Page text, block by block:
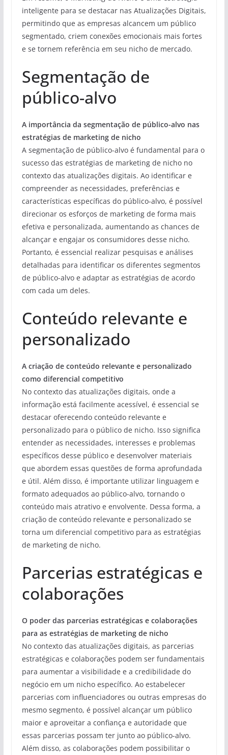
inteligente para se destacar nas Atualizações Digitais,
permitindo que as empresas alcancem um público
segmentado, criem conexões emocionais mais fortes
e se tornem referência em seu nicho de mercado.
Segmentação de
público-alvo
A importância da segmentação de público-alvo nas
estratégias de marketing de nicho
A segmentação de público-alvo é fundamental para o
sucesso das estratégias de marketing de nicho no
contexto das atualizações digitais. Ao identificar e
compreender as necessidades, preferências e
características específicas do público-alvo, é possível
direcionar os esforços de marketing de forma mais
efetiva e personalizada, aumentando as chances de
alcançar e engajar os consumidores desse nicho.
Portanto, é essencial realizar pesquisas e análises
detalhadas para identificar os diferentes segmentos
de público-alvo e adaptar as estratégias de acordo
com cada um deles.
Conteúdo relevante e
personalizado
A criação de conteúdo relevante e personalizado
como diferencial competitivo
No contexto das atualizações digitais, onde a
informação está facilmente acessível, é essencial se
destacar oferecendo conteúdo relevante e
personalizado para o público de nicho. Isso significa
entender as necessidades, interesses e problemas
específicos desse público e desenvolver materiais
que abordem essas questões de forma aprofundada
e útil. Além disso, é importante utilizar linguagem e
formato adequados ao público-alvo, tornando o
conteúdo mais atrativo e envolvente. Dessa forma, a
criação de conteúdo relevante e personalizado se
torna um diferencial competitivo para as estratégias
de marketing de nicho.
Parcerias estratégicas e
colaborações
O poder das parcerias estratégicas e colaborações
para as estratégias de marketing de nicho
No contexto das atualizações digitais, as parcerias
estratégicas e colaborações podem ser fundamentais
para aumentar a visibilidade e a credibilidade do
negócio em um nicho específico. Ao estabelecer
parcerias com influenciadores ou outras empresas do
mesmo segmento, é possível alcançar um público
maior e aproveitar a confiança e autoridade que
essas parcerias possam ter junto ao público-alvo.
Além disso, as colaborações podem possibilitar o